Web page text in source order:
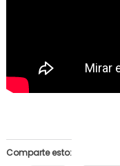
Comparte esto: